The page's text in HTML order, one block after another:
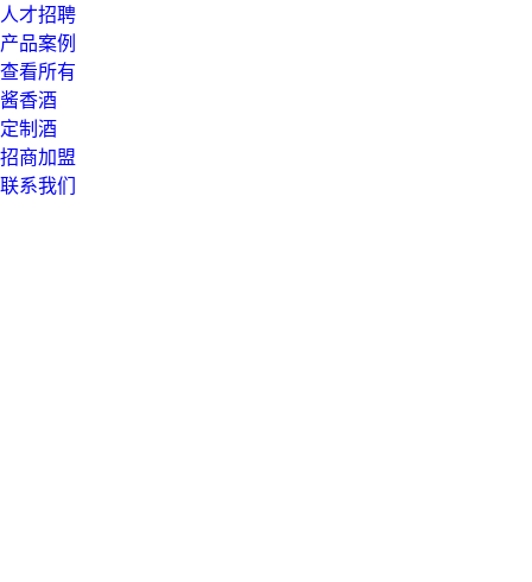
人才招聘
产品案例
查看所有
酱香酒
定制酒
招商加盟
联系我们